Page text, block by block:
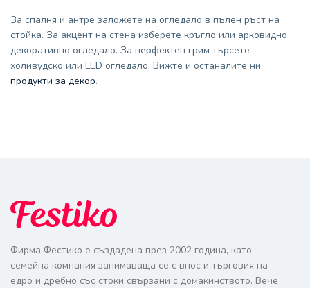
За спалня и антре заложете на огледало в пълен ръст на
стойка. За акцент на стена изберете кръгло или арковидно
декоративно огледало. За перфектен грим търсете
холивудско или LED огледало. Вижте и останалите ни
продукти за декор.
Фирма Фестико е създадена през 2002 година, като
семейна компания занимаваща се с внос и търговия на
едро и дребно със стоки свързани с домакинството. Вече